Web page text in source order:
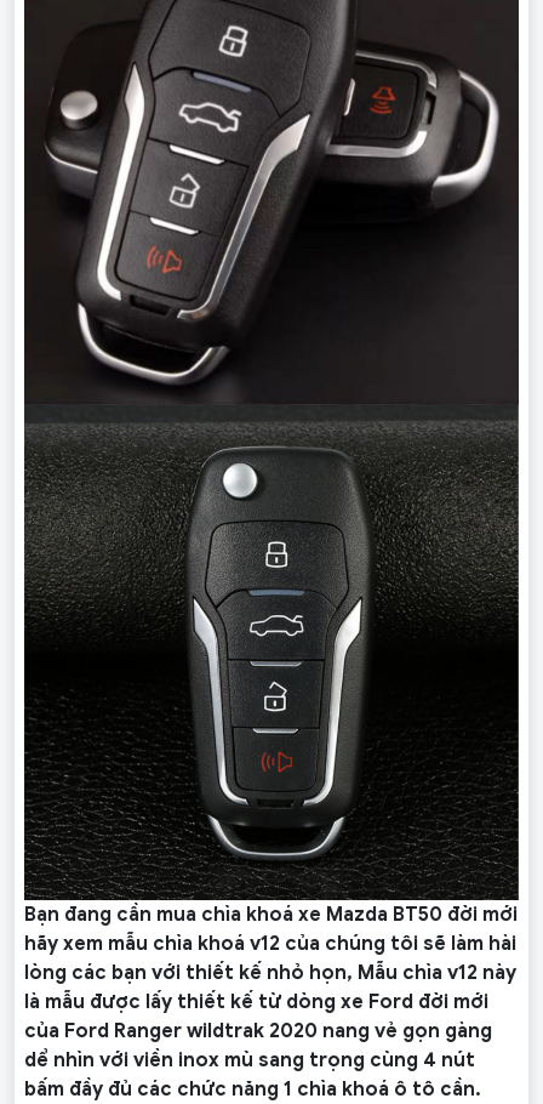
Bạn đang cần mua chìa khoá xe Mazda BT50 đời mới
hãy xem mẫu chìa khoá v12 của chúng tôi sẽ làm hài
lòng các bạn với thiết kế nhỏ họn, Mẫu chìa v12 này
là mẫu được lấy thiết kế từ dòng xe Ford đời mới
của Ford Ranger wildtrak 2020 nang vẻ gọn gàng
dể nhìn với viền inox mù sang trọng cùng 4 nút
bấm đầy đủ các chức năng 1 chìa khoá ô tô cần.